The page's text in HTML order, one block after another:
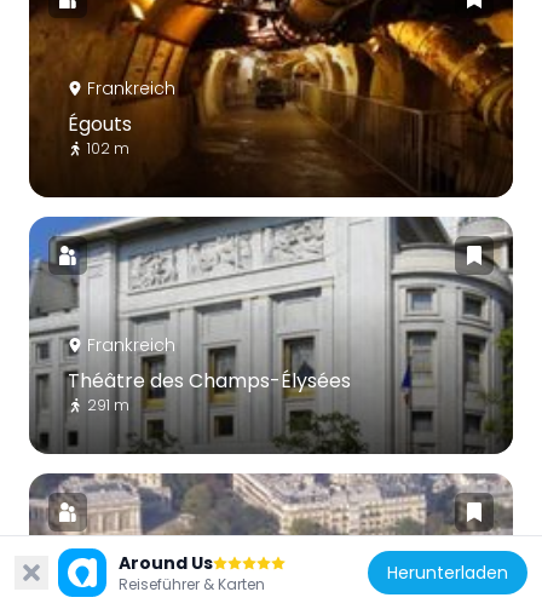
Frankreich
Égouts
102 m
Frankreich
Théâtre des Champs-Élysées
291 m
Frankreich
Around Us
Reiseführer & Karten Herunterladen